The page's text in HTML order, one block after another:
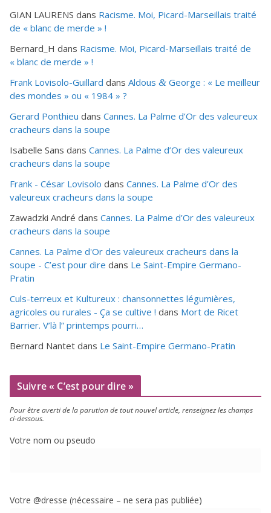
GIAN LAURENS dans Racisme. Moi, Picard-Marseillais traité
de « blanc de merde » !
Bernard_H dans Racisme. Moi, Picard-Marseillais traité de
« blanc de merde » !
Frank Lovisolo-Guillard dans Aldous & George : « Le meilleur
des mondes » ou « 1984 » ?
Gerard Ponthieu dans Cannes. La Palme d’Or des valeureux
cracheurs dans la soupe
Isabelle Sans dans Cannes. La Palme d’Or des valeureux
cracheurs dans la soupe
Frank - César Lovisolo dans Cannes. La Palme d’Or des
valeureux cracheurs dans la soupe
Zawadzki André dans Cannes. La Palme d’Or des valeureux
cracheurs dans la soupe
Cannes. La Palme d'Or des valeureux cracheurs dans la
soupe - C’est pour dire dans Le Saint-Empire Germano-
Pratin
Culs-terreux et Kultureux : chansonnettes légumières,
agricoles ou rurales - Ça se cultive ! dans Mort de Ricet
Barrier. V’là l” printemps pourri…
Bernard Nantet dans Le Saint-Empire Germano-Pratin
Suivre « C’est pour dire »
Pour être aver­ti de la paru­tion de tout nou­vel article, ren­sei­gnez les champs
ci-dessous.
Votre nom ou pseudo
Votre @dresse (néces­saire – ne sera pas publiée)